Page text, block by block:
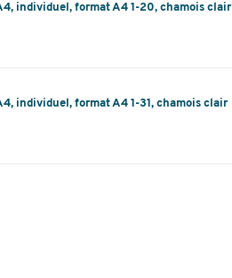
individuel, format A4 1-20, chamois clair
individuel, format A4 1-31, chamois clair